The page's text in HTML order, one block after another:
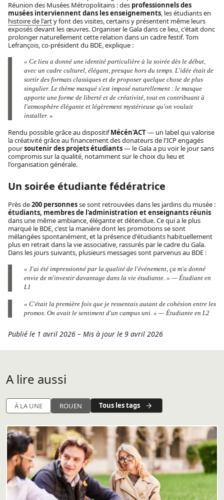
Réunion des Musées Métropolitains : des professionnels des
musées interviennent dans les enseignements , les étudiants en
histoire de l'arty font des visites, certains y présentent même leurs
exposés devant les œuvres. Organiser le Gala dans ce lieu, c'était donc
prolonger naturellement cette relation dans un cadre festif. Tom
Lefrançois, co-président du BDE, explique :
« Ce lieu a donné une identité particulière à la soirée dès le début,
avec un cadre culturel, élégant, presque hors du temps. L'idée était de
sortir des formats classiques et de proposer quelque chose de plus
singulier. Le thème masqué s'est imposé naturellement : le masque
apporte une forme de liberté et de créativité, tout en contribuant à
l'atmosphère élégante et légèrement mystérieuse qu'on voulait
installer. »
Rendu possible grâce au dispositifMécén'ACT— un label qui valorise
la créativité grâce au financement des donateurs de l'ICP engagés
poursoutenir des projets étudiants— le Gala a pu voir le jour sans
compromis sur la qualité, notamment sur le choix du lieu et
l'organisation générale.
Un soirée étudiante fédératrice
Près de200 personnesse sont retrouvées dans les jardins du musée :
étudiants, membres de l'administration et enseignants réunis
dans une même ambiance, élégante et détendue. Ce qui a le plus
marqué le BDE, c'est la manière dont les promotions se sont
mélangées spontanément, et la présence d'étudiants habituellement
plus en retrait dans la vie associative, rassurés par le cadre du Gala.
Dans les jours suivants, plusieurs messages sont parvenus au BDE :
« J'ai été impressionné par la qualité de l'événement, ça m'a donné
envie de m'investir davantage dans la vie étudiante. » — Étudiant en
L1
« C'était la première fois que je ressentais autant de cohésion entre les
promos. On avait le sentiment d'un campus uni. » — Étudiante en L2
Publié le 1 avril 2026 – Mis à jour le 9 avril 2026
A lire aussi
À LA UNE ROUEN Tous les tags